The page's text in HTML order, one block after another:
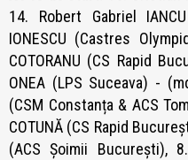
14. Robert Gabriel
IONESCU (Castres
COTORANU (CS Rapid
ONEA (LPS Suceava) -
(CSM Constanța & ACS
COTUNĂ (CS Rapid
(ACS Șoimii București),